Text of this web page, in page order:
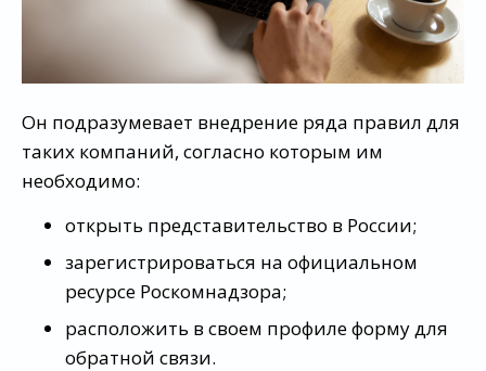
Он подразумевает внедрение ряда правил для
таких компаний, согласно которым им
необходимо:
открыть представительство в России;
зарегистрироваться на официальном
ресурсе Роскомнадзора;
расположить в своем профиле форму для
обратной связи.